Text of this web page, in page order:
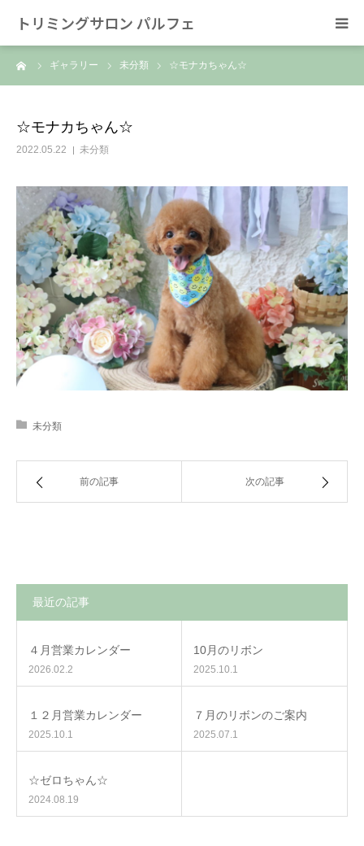
トリミングサロン パルフェ
ギャラリー 未分類 ☆モナカちゃん☆
☆モナカちゃん☆
2022.05.22 未分類
未分類
前の記事 次の記事
最近の記事
４月営業カレンダー
2026.02.2
10月のリボン
2025.10.1
１２月営業カレンダー
2025.10.1
７月のリボンのご案内
2025.07.1
☆ゼロちゃん☆
2024.08.19
HOME
スタッフ
SNS/リンク